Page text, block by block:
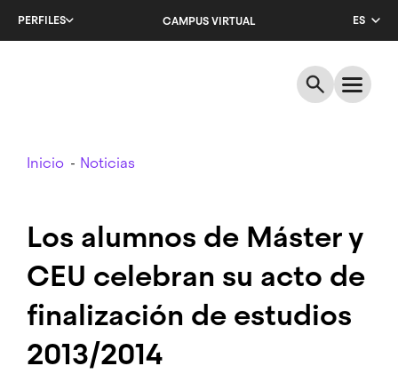
PERFILES CAMPUS VIRTUAL
ES
EN
Breadcrumb
Inicio Noticias
Los alumnos de Máster y
CEU celebran su acto de
finalización de estudios
2013/2014